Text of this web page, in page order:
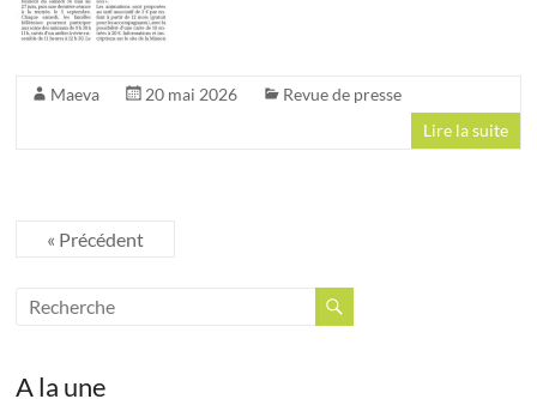
Maeva 20 mai 2026
Revue de presse
Lire la suite
« Précédent
A la une